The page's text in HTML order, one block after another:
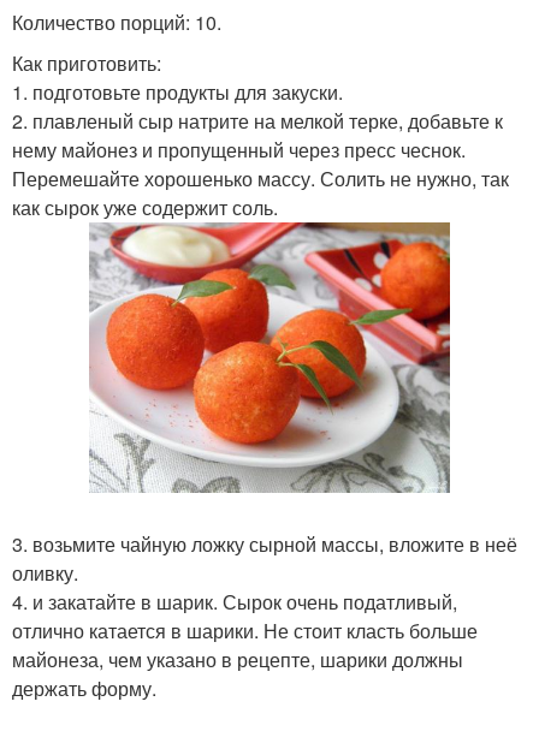
Количество порций: 10.
Как приготовить:
1. подготовьте продукты для закуски.
2. плавленый сыр натрите на мелкой терке, добавьте к
нему майонез и пропущенный через пресс чеснок.
Перемешайте хорошенько массу. Солить не нужно, так
как сырок уже содержит соль.
3. возьмите чайную ложку сырной массы, вложите в неё
оливку.
4. и закатайте в шарик. Сырок очень податливый,
отлично катается в шарики. Не стоит класть больше
майонеза, чем указано в рецепте, шарики должны
держать форму.